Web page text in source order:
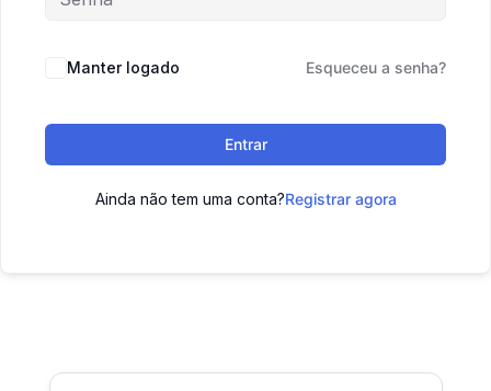
Manter logado Esqueceu a senha?
Entrar
Ainda não tem uma conta?Registrar agora